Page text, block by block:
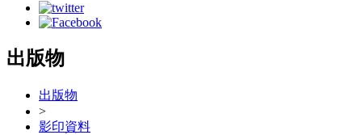
出版物
出版物
>
影印資料